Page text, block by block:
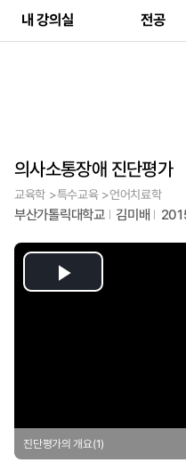
내 강의실 전공
의사소통장애 진단평가
교육학 >특수교육 >언어치료학
부산가톨릭대학교 김미배
Play
진단평가의 개요(1)